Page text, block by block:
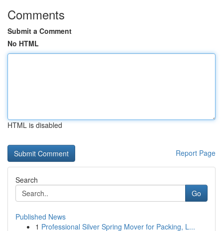
Comments
Submit a Comment
No HTML
HTML is disabled
Report Page
Search
Go
Published News
1 Professional Silver Spring Mover for Packing, L...